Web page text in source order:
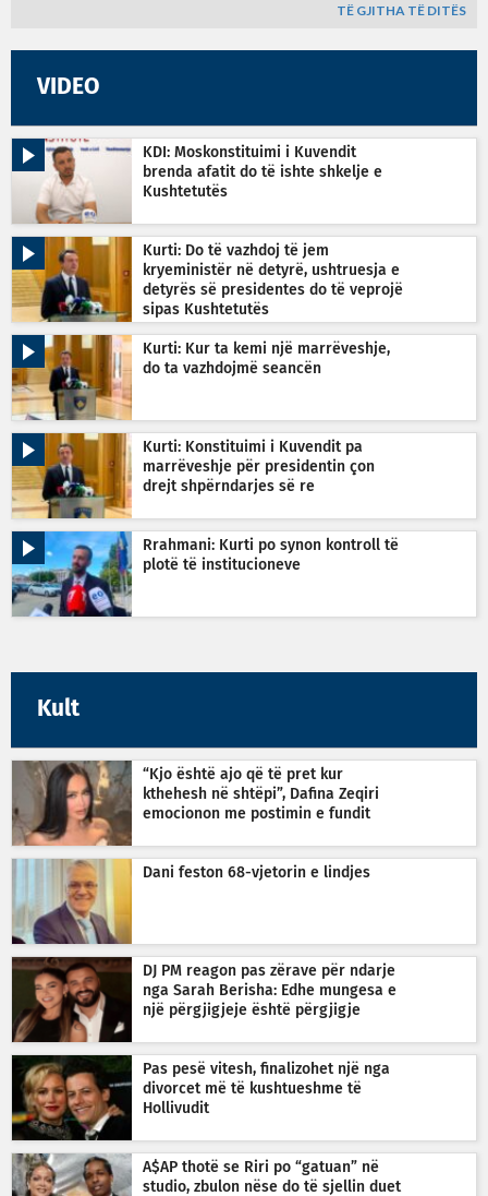
TË GJITHA TË DITËS
VIDEO
KDI: Moskonstituimi i Kuvendit
brenda afatit do të ishte shkelje e
Kushtetutës
Kurti: Do të vazhdoj të jem
kryeministër në detyrë, ushtruesja e
detyrës së presidentes do të veprojë
sipas Kushtetutës
Kurti: Kur ta kemi një marrëveshje,
do ta vazhdojmë seancën
Kurti: Konstituimi i Kuvendit pa
marrëveshje për presidentin çon
drejt shpërndarjes së re
Rrahmani: Kurti po synon kontroll të
plotë të institucioneve
Kult
“Kjo është ajo që të pret kur
kthehesh në shtëpi”, Dafina Zeqiri
emocionon me postimin e fundit
Dani feston 68-vjetorin e lindjes
DJ PM reagon pas zërave për ndarje
nga Sarah Berisha: Edhe mungesa e
një përgjigjeje është përgjigje
Pas pesë vitesh, finalizohet një nga
divorcet më të kushtueshme të
Hollivudit
A$AP thotë se Riri po “gatuan” në
studio, zbulon nëse do të sjellin duet